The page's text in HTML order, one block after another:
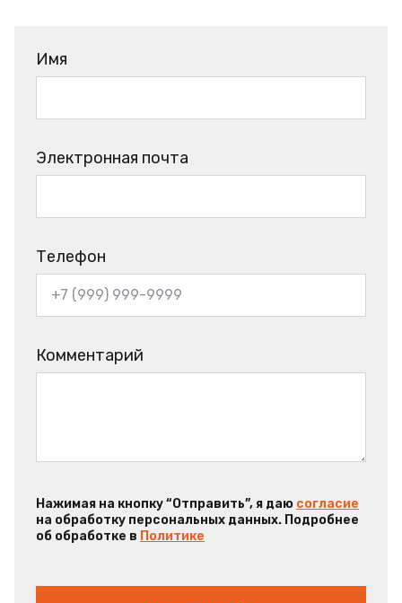
Имя
Электронная почта
Телефон
Комментарий
Нажимая на кнопку “Отправить”, я даю согласие
на обработку персональных данных. Подробнее
об обработке в Политике